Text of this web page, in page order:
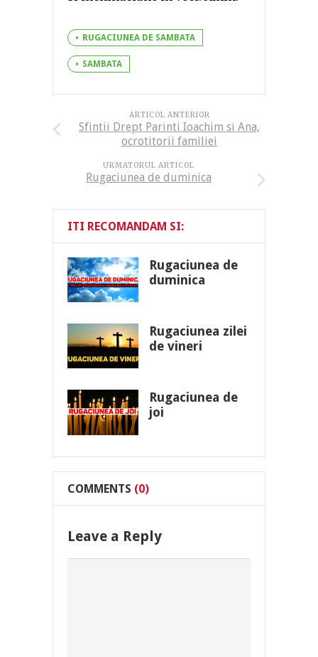
RUGACIUNEA DE SAMBATA
SAMBATA
ARTICOL ANTERIOR
Sfintii Drept Parinti Ioachim si Ana,
ocrotitorii familiei
URMATORUL ARTICOL
Rugaciunea de duminica
ITI RECOMANDAM SI:
Rugaciunea de
duminica
Rugaciunea zilei
de vineri
Rugaciunea de
joi
COMMENTS (0)
Leave a Reply